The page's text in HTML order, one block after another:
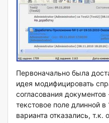
Первоначально была
идея модифицировать
согласования
текстовое поле длинной
варианта отказались,